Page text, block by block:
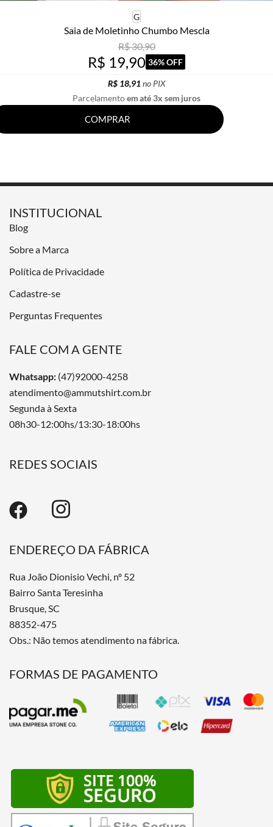
G
Saia de Moletinho Chumbo Mescla
R$ 30,90
R$ 19,90 36% OFF
R$ 18,91 no PIX
Parcelamentoem até 3x sem juros
COMPRAR
INSTITUCIONAL
Blog
Sobre a Marca
Política de Privacidade
Cadastre-se
Perguntas Frequentes
FALE COM A GENTE
Whatsapp: (47)92000-4258
atendimento@ammutshirt.com.br
Segunda à Sexta
08h30-12:00hs/13:30-18:00hs
REDES SOCIAIS
ENDEREÇO DA FÁBRICA
Rua João Dionisio Vechi, nº 52
Bairro Santa Teresinha
Brusque, SC
88352-475
Obs.: Não temos atendimento na fábrica.
FORMAS DE PAGAMENTO